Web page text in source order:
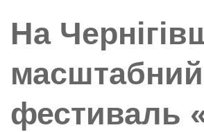
k
На
фестиваль